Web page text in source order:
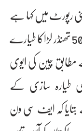
رپورٹ میں کہا ہے
کہ چین آئندہ تین برسوں میں پاکستان کو 50 تھنڈر لڑاکا طیارے
چین کی ایوی
طیارہ سازی کے
کہ ایف سی ون